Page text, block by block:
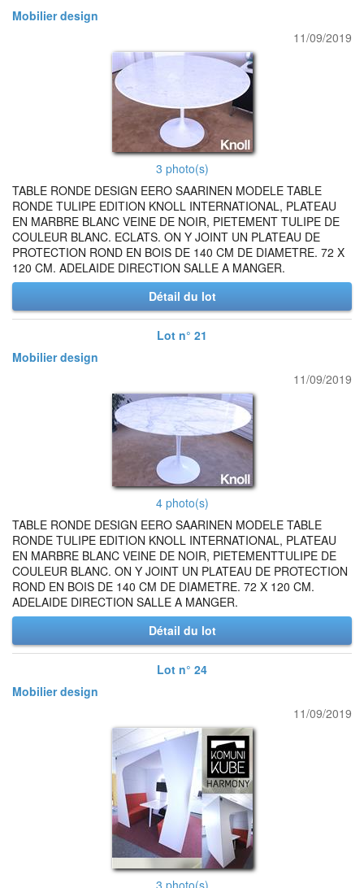
Mobilier design
11/09/2019
3 photo(s)
TABLE RONDE DESIGN EERO SAARINEN MODELE TABLE
RONDE TULIPE EDITION KNOLL INTERNATIONAL, PLATEAU
EN MARBRE BLANC VEINE DE NOIR, PIETEMENT TULIPE DE
COULEUR BLANC. ECLATS. ON Y JOINT UN PLATEAU DE
PROTECTION ROND EN BOIS DE 140 CM DE DIAMETRE. 72 X
120 CM. ADELAIDE DIRECTION SALLE A MANGER.
Détail du lot
Lot n° 21
Mobilier design
11/09/2019
4 photo(s)
TABLE RONDE DESIGN EERO SAARINEN MODELE TABLE
RONDE TULIPE EDITION KNOLL INTERNATIONAL, PLATEAU
EN MARBRE BLANC VEINE DE NOIR, PIETEMENTTULIPE DE
COULEUR BLANC. ON Y JOINT UN PLATEAU DE PROTECTION
ROND EN BOIS DE 140 CM DE DIAMETRE. 72 X 120 CM.
ADELAIDE DIRECTION SALLE A MANGER.
Détail du lot
Lot n° 24
Mobilier design
11/09/2019
3 photo(s)